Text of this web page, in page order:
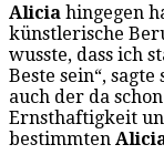
Alicia hingegen
künstlerische
wusste, dass ich
Beste sein“, sagte
auch der da
Ernsthaftigkeit
bestimmten